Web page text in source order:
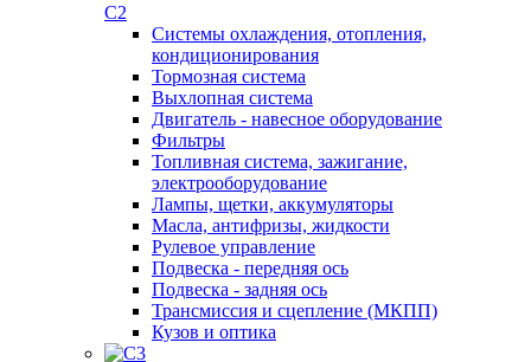
C2
Системы охлаждения, отопления,
кондиционирования
Тормозная система
Выхлопная система
Двигатель - навесное оборудование
Фильтры
Топливная система, зажигание,
электрооборудование
Лампы, щетки, аккумуляторы
Масла, антифризы, жидкости
Рулевое управление
Подвеска - передняя ось
Подвеска - задняя ось
Трансмиссия и сцепление (МКПП)
Кузов и оптика